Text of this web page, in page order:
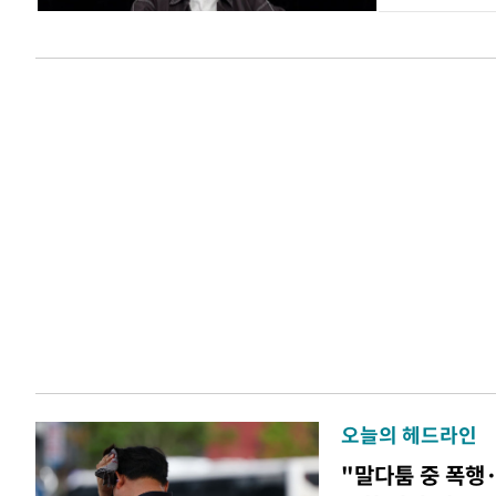
오늘의 헤드라인
"말다툼 중 폭행